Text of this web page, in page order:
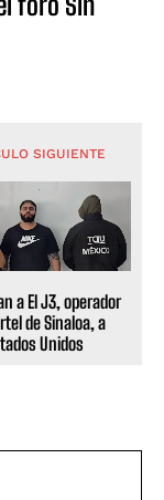
SIGUIENTE
a El J3, operador
de Sinaloa, a
Unidos